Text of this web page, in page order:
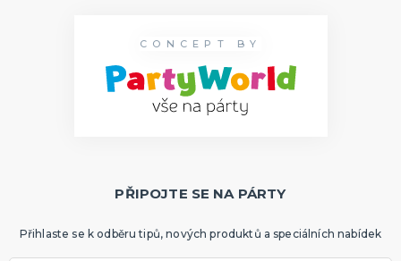
CONCEPT BY
PŘIPOJTE SE NA PÁRTY
Přihlaste se k odběru tipů, nových produktů a speciálních nabídek